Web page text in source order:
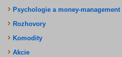
Psychologie a money-management
Rozhovory
Komodity
Akcie